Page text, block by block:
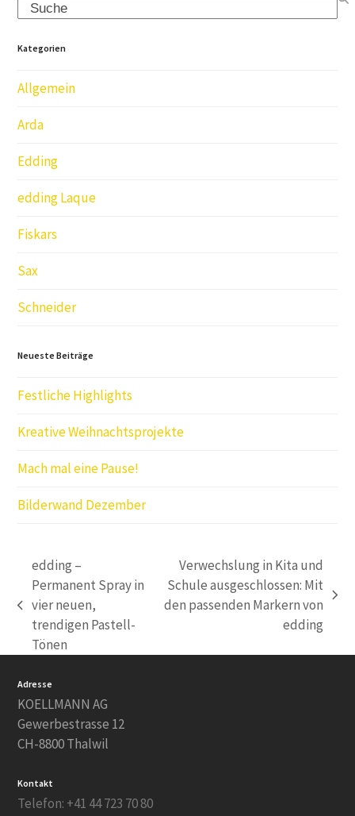
Search
Kategorien
Allgemein
Arda
Edding
edding Laque
Fiskars
Sax
Schneider
Neueste Beiträge
Festliche Highlights
Kreative Weihnachtsprojekte
Mach mal eine Pause!
Bilderwand Dezember
vorheriger
Beitrag:
edding –
Permanent Spray in
vier neuen,
trendigen Pastell-
Tönen
Nächster
Verwechslung in Kita und
Schule ausgeschlossen: Mit
den passenden Markern von
edding
Adresse
KOELLMANN AG
Gewerbestrasse 12
CH-8800 Thalwil
Kontakt
Telefon: +41 44 723 70 80